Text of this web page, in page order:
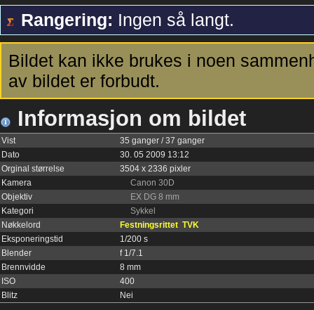
Rangering: Ingen så langt.
Bildet kan ikke brukes i noen
av bildet er forbudt.
Informasjon om bildet
Vist
35 ganger / 37 ganger
Dato
30. 05 2009 13:12
Orginal størrelse
3504 x 2336 pixler
Kamera
Canon 30D
Objektiv
EX DG 8 mm
Kategori
Sykkel
Nøkkelord
Festningsrittet TVK
Eksponeringstid
1/200 s
Blender
f 1/7.1
Brennvidde
8 mm
ISO
400
Blitz
Nei